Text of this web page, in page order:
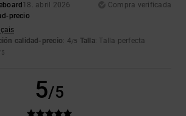
18. abril 2026
Compra verificada
precio
calidad-precio: 4/5 Talla: Talla perfecta
5/5